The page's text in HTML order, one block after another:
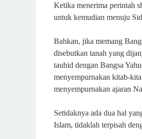
Ketika menerima perintah
untuk kemudian menuju
Bahkan, jika memang
disebutkan tanah yang
tauhid dengan Bangsa
menyempurnakan kitab-
menyempurnakan ajaran
Setidaknya ada dua hal
Islam, tidaklah terpisah